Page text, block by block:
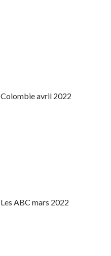
Colombie avril 2022
Les ABC mars 2022